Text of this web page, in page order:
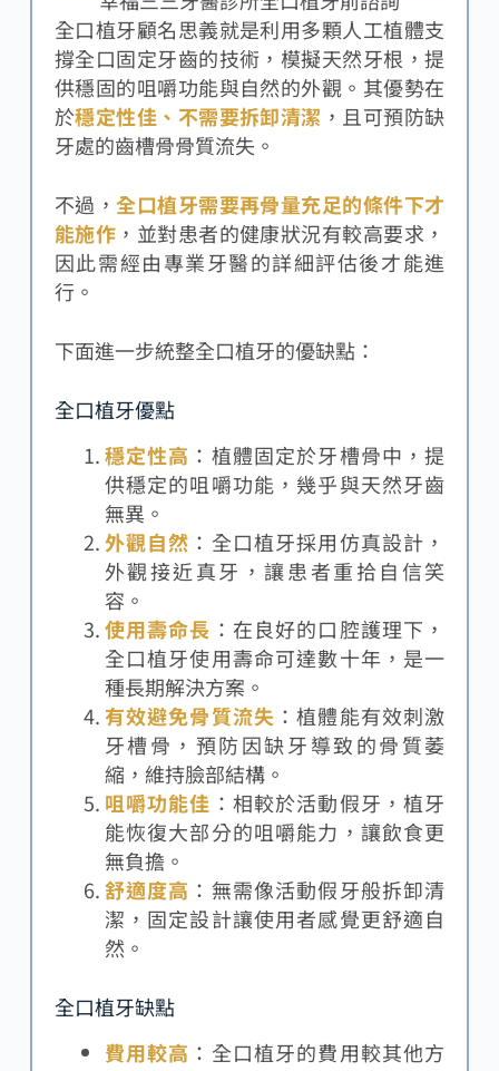
全口植牙顧名思義就是利用多顆人工植體支
撐全口固定牙齒的技術，模擬天然牙根，提
供穩固的咀嚼功能與自然的外觀。其優勢在
於穩定性佳、不需要拆卸清潔 ，且可預防缺
牙處的齒槽骨骨質流失。
不過，全口植牙需要再骨量充足的條件下才
能施作 ，並對患者的健康狀況有較高要求，
因此需經由專業牙醫的詳細評估後才能進
行。
下面進一步統整全口植牙的優缺點：
全口植牙優點
穩定性高 ：植體固定於牙槽骨中，提
供穩定的咀嚼功能，幾乎與天然牙齒
無異。
外觀自然 ：全口植牙採用仿真設計，
外觀接近真牙，讓患者重拾自信笑
容。
使用壽命長 ：在良好的口腔護理下，
全口植牙使用壽命可達數十年，是一
種長期解決方案。
有效避免骨質流失 ：植體能有效刺激
牙槽骨，預防因缺牙導致的骨質萎
縮，維持臉部結構。
咀嚼功能佳 ：相較於活動假牙，植牙
能恢復大部分的咀嚼能力，讓飲食更
無負擔。
舒適度高 ：無需像活動假牙般拆卸清
潔，固定設計讓使用者感覺更舒適自
然。
全口植牙缺點
費用較高 ：全口植牙的費用較其他方